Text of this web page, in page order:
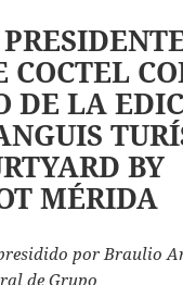
COCTEL
DE LA
BY
MÉRIDA
por Braulio
de Grupo